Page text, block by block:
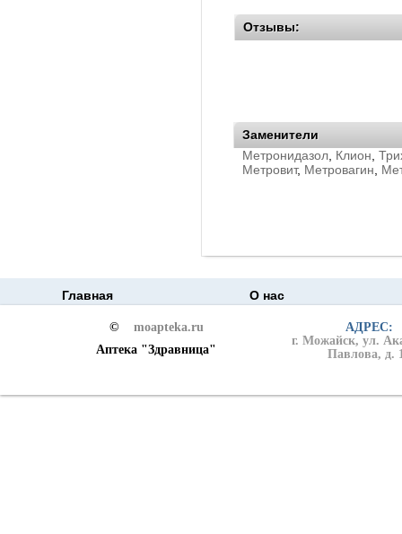
Отзывы:
Заменители
Метронидазол, Клион,
Метровит, Метровагин,
Главная О нас
©
moapteka.ru
Аптека "Здравница"
АДРЕС:
г. Можайск, ул.
Павлова, д.